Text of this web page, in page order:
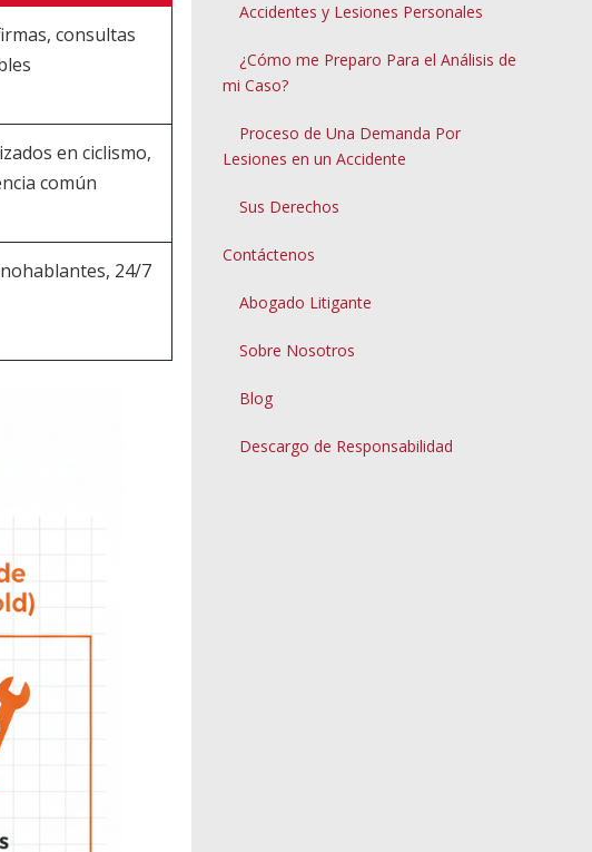
consultas
en ciclismo,
común
24/7
Accidentes y Lesiones Personales
¿Cómo me Preparo Para el Análisis de
mi Caso?
Proceso de Una Demanda Por
Lesiones en un Accidente
Sus Derechos
Contáctenos
Abogado Litigante
Sobre Nosotros
Blog
Descargo de Responsabilidad